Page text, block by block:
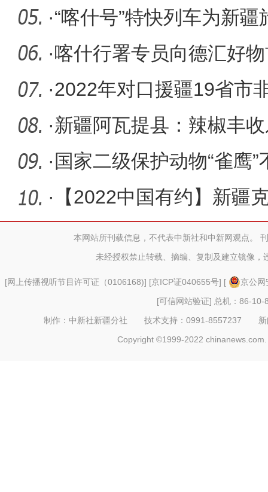
验
·“喀什号”特快列车为新疆
·喀什行署专员向德汇好
牌喀什诞
·2022年对口援疆19省市
开幕
·新疆阿瓦提县：辣椒丰
· 国家二级保护动物“雀鹰
警援手
·
【2022中国有约】新疆
力“云丝
本网站所刊载信息，不代表中新社和中新网观点。
未经授权禁止转载、摘编、复制及建立镜像，
[网上传播视听节目许可证（0106168)] [京ICP证040655号] [
京公
[可信网站验证] 总机：86-10-
制作：中新社新疆分社 技术支持：0991-8557237
Copyright ©1999-2022